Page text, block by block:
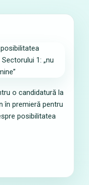
o candidatură la
în premieră pentru
posibilitatea